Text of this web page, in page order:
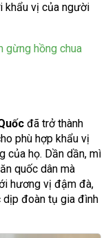
khẩu vị của người
gừng hồng chua
đã trở thành
phù hợp khẩu vị
của họ. Dần dần, mì
quốc dân mà
hương vị đậm đà,
dịp đoàn tụ gia đình